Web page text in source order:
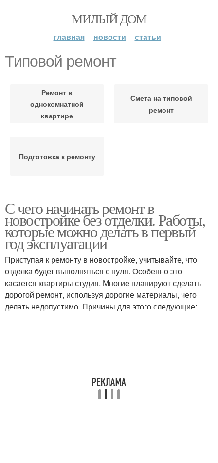
МИЛЫЙ ДОМ
главная новости статьи
Типовой ремонт
Ремонт в
однокомнатной
квартире
Смета на типовой
ремонт
Подготовка к ремонту
С чего начинать ремонт в
новостройке без отделки. Работы,
которые можно делать в первый
год эксплуатации
Приступая к ремонту в новостройке, учитывайте, что
отделка будет выполняться с нуля. Особенно это
касается квартиры студия. Многие планируют сделать
дорогой ремонт, используя дорогие материалы, чего
делать недопустимо. Причины для этого следующие: